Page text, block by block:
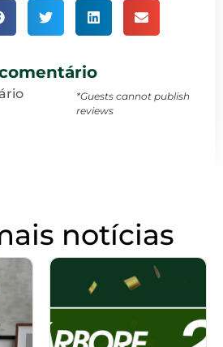
*Guests cannot publish
reviews
notícias